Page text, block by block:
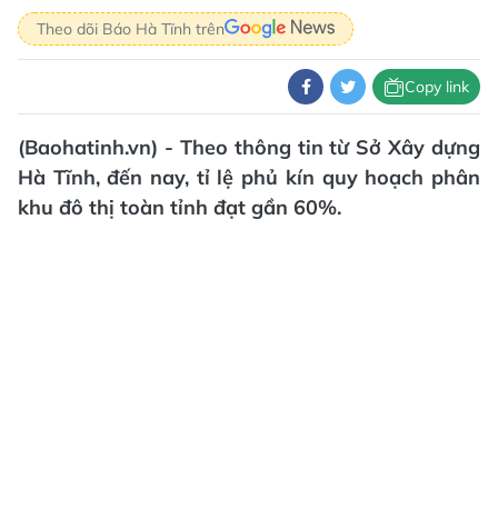
Theo dõi Báo Hà Tĩnh trên
Copy link
(Baohatinh.vn) - Theo thông tin từ Sở Xây dựng
Hà Tĩnh, đến nay, tỉ lệ phủ kín quy hoạch phân
khu đô thị toàn tỉnh đạt gần 60%.